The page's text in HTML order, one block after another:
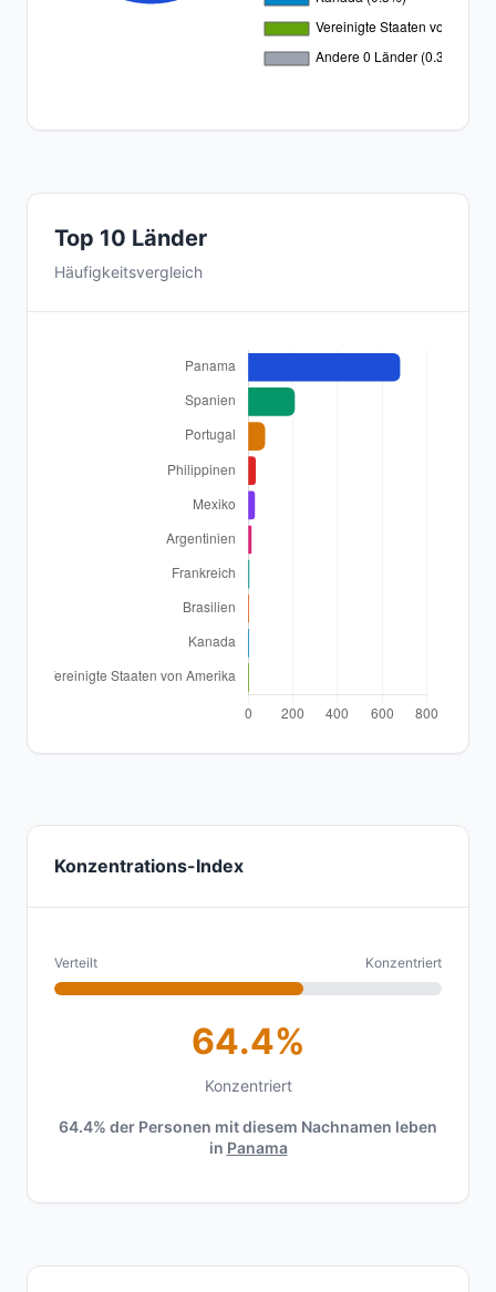
Top 10 Länder
Häufigkeitsvergleich
Konzentrations-Index
Verteilt Konzentriert
64.4%
Konzentriert
64.4% der Personen mit diesem Nachnamen leben
in Panama